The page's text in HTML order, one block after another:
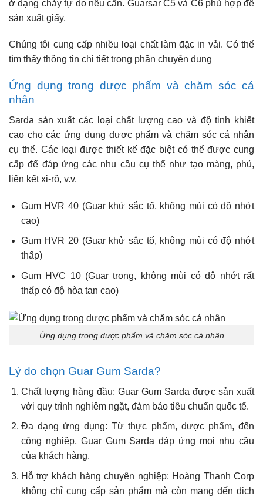
ở dạng chảy tự do nếu cần. Guarsar C5 và C6 phù hợp để
sản xuất giấy.
Chúng tôi cung cấp nhiều loại chất làm đặc in vải. Có thể
tìm thấy thông tin chi tiết trong phần chuyên dụng
Ứng dụng trong dược phẩm và chăm sóc cá
nhân
Sarda sản xuất các loại chất lượng cao và độ tinh khiết
cao cho các ứng dụng dược phẩm và chăm sóc cá nhân
cụ thể. Các loại được thiết kế đặc biệt có thể được cung
cấp để đáp ứng các nhu cầu cụ thể như tạo màng, phủ,
liên kết xi-rô, v.v.
Gum HVR 40 (Guar khử sắc tố, không mùi có độ nhớt
cao)
Gum HVR 20 (Guar khử sắc tố, không mùi có độ nhớt
thấp)
Gum HVC 10 (Guar trong, không mùi có độ nhớt rất
thấp có độ hòa tan cao)
Ứng dụng trong dược phẩm và chăm sóc cá nhân
Lý do chọn Guar Gum Sarda?
Chất lượng hàng đầu: Guar Gum Sarda được sản xuất
với quy trình nghiêm ngặt, đảm bảo tiêu chuẩn quốc tế.
Đa dạng ứng dụng: Từ thực phẩm, dược phẩm, đến
công nghiệp, Guar Gum Sarda đáp ứng mọi nhu cầu
của khách hàng.
Hỗ trợ khách hàng chuyên nghiệp: Hoàng Thanh Corp
không chỉ cung cấp sản phẩm mà còn mang đến dịch